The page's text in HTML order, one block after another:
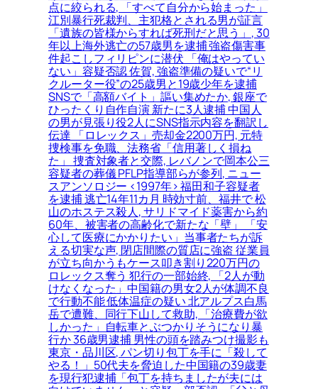
点に絞られる, 「すべて自分から始まった」
江別暴行死裁判、主犯格とされる男が証言
「遺族の皆様からすれば死刑だと思う」, 30
年以上海外逃亡の57歳男を逮捕 強盗傷害事
件起こしフィリピンに潜伏 「俺はやってい
ない」容疑否認 佐賀, 強盗準備の疑いで“リ
クルーター役”の25歳男と19歳少年を逮捕
SNSで「高額バイト」謳い集めたか, 銀座で
ひったくり自作自演 新たに3人逮捕 中国人
の男が見張り役2人にSNS指示内容を翻訳し
伝達 「ロレックス」売却金2200万円, 元特
捜検事を免職、法務省「信用著しく損ね
た」 捜査対象者と交際, レバノンで岡本公三
容疑者の葬儀 PFLP指導部らが参列, ニュー
スアンソロジー <1997年> 福田和子容疑者
を逮捕 逃亡14年11カ月 時効寸前、福井で 松
山のホステス殺人, サリドマイド薬害から約
60年、被害者の高齢化で新たな「壁」 「安
心して医療にかかりたい」当事者たちが訴
える切実な声, 閉店間際の質店に強盗 従業員
が立ち向かうもケース叩き割り220万円の
ロレックス奪う 犯行の一部始終, 「2人が動
けなくなった」中国籍の男女2人が体調不良
で行動不能 低体温症の疑い 北アルプス白馬
岳で遭難、同行下山して救助, 「治療費が欲
しかった」自転車とぶつかりそうになり暴
行か 36歳男逮捕 男性の頭を踏みつけ撮影も
東京・品川区, パン切り包丁を手に「殺して
やる！」50代夫を脅迫した中国籍の39歳妻
を現行犯逮捕「包丁を持ちましたが夫には